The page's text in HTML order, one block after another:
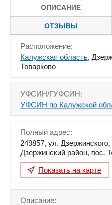
ОПИСАНИЕ
ОТЗЫВЫ
Расположение:
Калужская область,
Товарково
УФСИН/ГУФСИН:
УФСИН по Калужской
Полный адрес:
249857, ул. Дзержинского,
Дзержинский район, пос.
Показать на карте
Описание: